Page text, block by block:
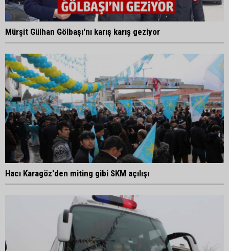
Mürşit Gülhan Gölbaşı'nı karış karış geziyor
Hacı Karagöz'den miting gibi SKM açılışı